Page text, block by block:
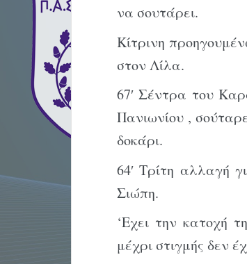
να σουτάρει.
Κίτρινη
στον Λίλα.
67′ Σέντρα του
Πανιωνίου ,
δοκάρι.
64′ Τρίτη αλλαγή
Σιώπη.
‘Εχει την κατοχή
μέχρι στιγμής δεν